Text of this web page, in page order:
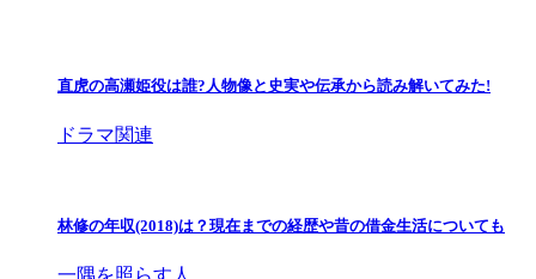
直虎の高瀬姫役は誰?人物像と史実や伝承から読み解いてみた!
ドラマ関連
林修の年収(2018)は？現在までの経歴や昔の借金生活についても
一隅を照らす人